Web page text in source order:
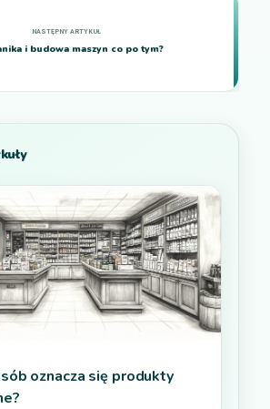
i budowa maszyn co po tym?
oznacza się produkty